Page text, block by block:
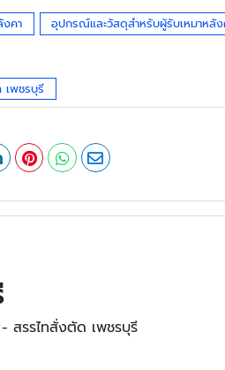
คา อุปกรณ์และวัสดุสำหรับผู้รับเหมาหลัง
เพชรบุรี
รรไทสั่งตัด เพชรบุรี